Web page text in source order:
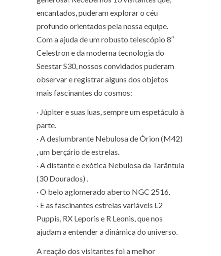
encantados, puderam explorar o céu
profundo orientados pela nossa equipe.
Com a ajuda de um robusto telescópio 8″
Celestron e da moderna tecnologia do
Seestar S30, nossos convidados puderam
observar e registrar alguns dos objetos
mais fascinantes do cosmos:
· Júpiter e suas luas, sempre um espetáculo à
parte.
· A deslumbrante Nebulosa de Órion (M42)
, um berçário de estrelas.
· A distante e exótica Nebulosa da Tarântula
(30 Dourados) .
· O belo aglomerado aberto NGC 2516.
· E as fascinantes estrelas variáveis L2
Puppis, RX Leporis e R Leonis, que nos
ajudam a entender a dinâmica do universo.
A reação dos visitantes foi a melhor